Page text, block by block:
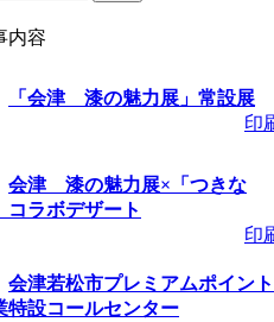
09～
こびる塾
期間：～
座「ばん
～2026/08/
内容
「会津 漆の魅力展」常設展
印
会津 漆の魅力展×「つきな
コラボデザート
印
会津若松市プレミアムポイント
特設コールセンター